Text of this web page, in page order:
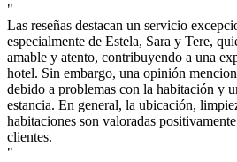
"
Las reseñas destacan un servicio
especialmente de Estela, Sara y Tere,
amable y atento, contribuyendo a una
hotel. Sin embargo, una opinión
debido a problemas con la habitación y
estancia. En general, la ubicación,
habitaciones son valoradas
clientes.
"